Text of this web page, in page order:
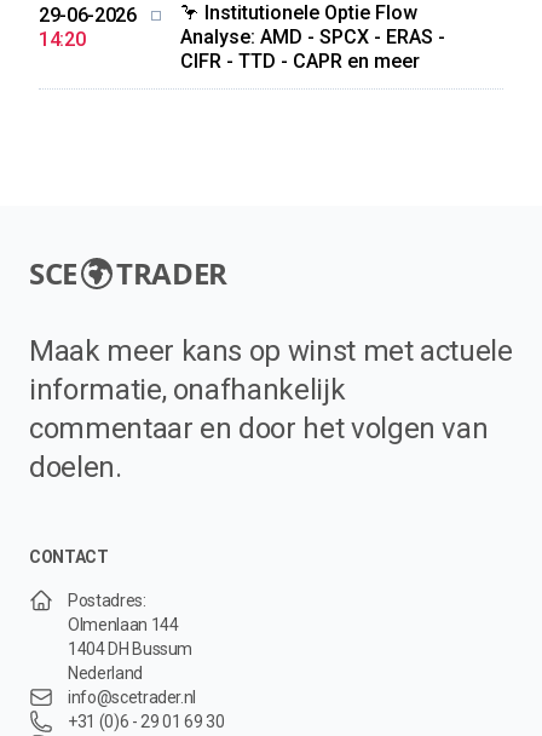
29-06-2026
14:20
🦩 Institutionele Optie Flow
Analyse: AMD - SPCX - ERAS -
CIFR - TTD - CAPR en meer
SCE TRADER
Maak meer kans op winst met actuele
informatie, onafhankelijk
commentaar en door het volgen van
doelen.
CONTACT
Postadres:
Olmenlaan 144
1404 DH Bussum
Nederland
info@scetrader.nl
+31 (0)6 - 29 01 69 30